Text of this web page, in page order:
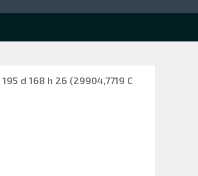
d 168 h 26 (29904,7719 C